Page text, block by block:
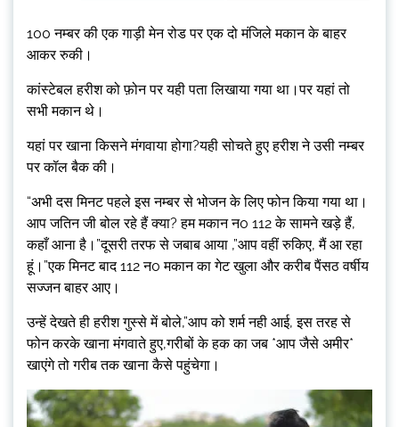
100 नम्बर की एक गाड़ी मेन रोड पर एक दो मंजिले मकान के बाहर
आकर रुकी।
कांस्टेबल हरीश को फ़ोन पर यही पता लिखाया गया था।पर यहां तो
सभी मकान थे।
यहां पर खाना किसने मंगवाया होगा?यही सोचते हुए हरीश ने उसी नम्बर
पर कॉल बैक की।
“अभी दस मिनट पहले इस नम्बर से भोजन के लिए फोन किया गया था।
आप जतिन जी बोल रहे हैं क्या? हम मकान न0 112 के सामने खड़े हैं,
कहाँ आना है।”दूसरी तरफ से जबाब आया ,”आप वहीं रुकिए, मैं आ रहा
हूं।”एक मिनट बाद 112 न0 मकान का गेट खुला और करीब पैंसठ वर्षीय
सज्जन बाहर आए।
उन्हें देखते ही हरीश गुस्से में बोले,”आप को शर्म नही आई, इस तरह से
फोन करके खाना मंगवाते हुए,गरीबों के हक का जब *आप जैसे अमीर*
खाएंगे तो गरीब तक खाना कैसे पहुंचेगा।